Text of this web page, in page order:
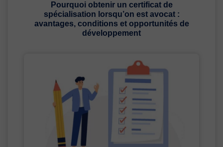
Pourquoi obtenir un certificat de
spécialisation lorsqu’on est avocat :
avantages, conditions et opportunités de
développement